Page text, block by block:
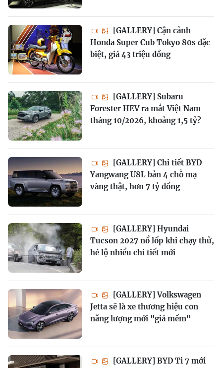
[GALLERY] Cận cảnh
Honda Super Cub Tokyo 80s đặc
biệt, giá 43 triệu đồng
[GALLERY] Subaru
Forester HEV ra mắt Việt Nam
tháng 10/2026, khoảng 1,5 tỷ?
[GALLERY] Chi tiết BYD
Yangwang U8L bản 4 chỗ mạ
vàng thật, hơn 7 tỷ đồng
[GALLERY] Hyundai
Tucson 2027 nổ lốp khi chạy thử,
hé lộ nhiều chi tiết mới
[GALLERY] Volkswagen
Jetta sẽ là xe thương hiệu con
năng lượng mới "giá mềm"
[GALLERY] BYD Ti 7 mới